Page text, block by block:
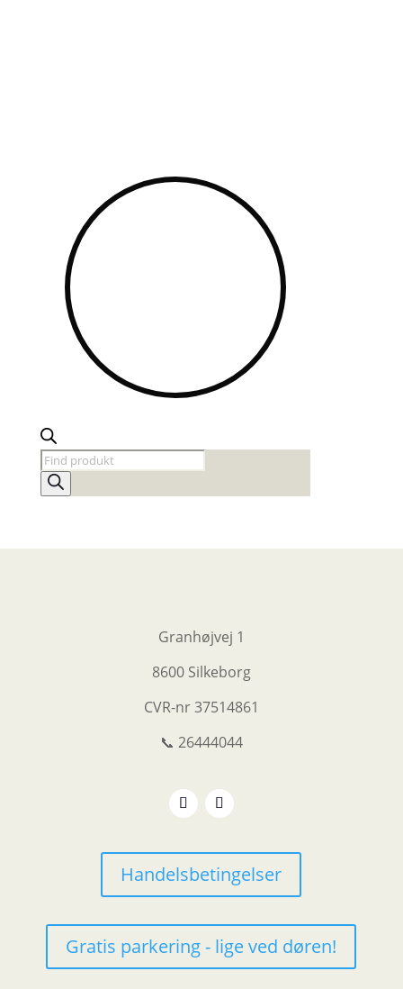
Products
search
Granhøjvej 1
8600 Silkeborg
CVR-nr37514861
📞 26444044
Handelsbetingelser
Gratis parkering - lige ved døren!